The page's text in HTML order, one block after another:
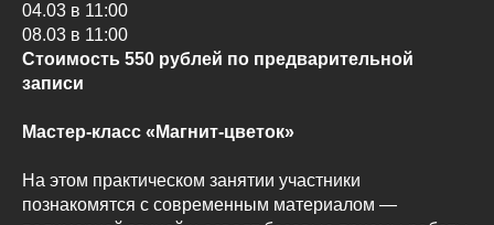
04.03 в 11:00
08.03 в 11:00
Стоимость 550 рублей по предварительной
записи
Мастер-класс «Магнит-цветок»
На этом практическом занятии участники
познакомятся с современным материалом —